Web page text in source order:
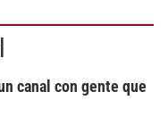
canal con gente que